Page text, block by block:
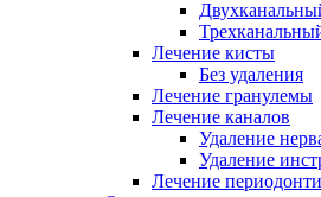
Лечение кисты
Без удаления
Лечение гранулемы
Лечение каналов
Удаление
Удаление
Лечение